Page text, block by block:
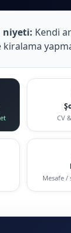
niyeti: Kendi
kiralama
CV
Mesafe /